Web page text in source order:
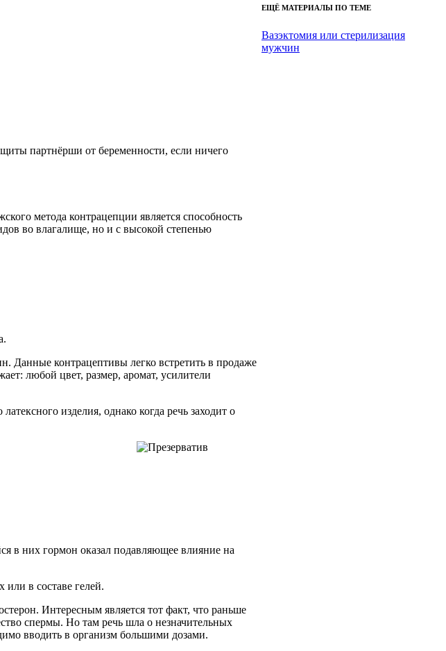
партнёрши от беременности, если ничего
метода контрацепции является способность
во влагалище, но и с высокой степенью
Данные контрацептивы легко встретить в продаже
любой цвет, размер, аромат, усилители
изделия, однако когда речь заходит о
в них гормон оказал подавляющее влияние на
в составе гелей.
Интересным является тот факт, что раньше
спермы. Но там речь шла о незначительных
вводить в организм большими дозами.
ЕЩЁ МАТЕРИАЛЫ ПО ТЕМЕ
Вазэктомия или стерилизация
мужчин